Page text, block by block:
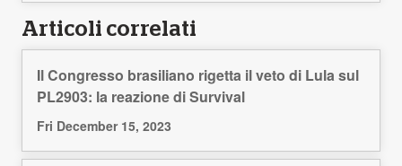
Articoli correlati
Il Congresso brasiliano rigetta il veto di Lula sul
PL2903: la reazione di Survival
Fri December 15, 2023